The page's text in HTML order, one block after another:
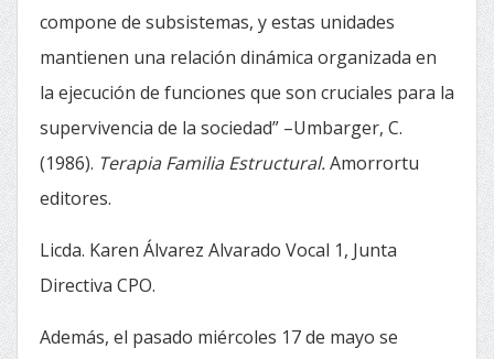
compone de subsistemas, y estas unidades
mantienen una relación dinámica organizada en
la ejecución de funciones que son cruciales para la
supervivencia de la sociedad” –Umbarger, C.
(1986). Terapia Familia Estructural.Amorrortu
editores.
Licda. Karen Álvarez Alvarado Vocal 1, Junta
Directiva CPO.
Además, el pasado miércoles 17 de mayo se